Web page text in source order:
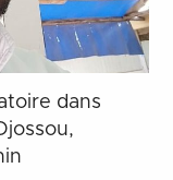
dans